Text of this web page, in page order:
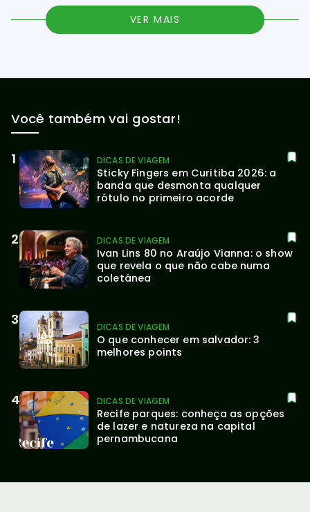
VER MAIS
Você também vai gostar!
DICAS DE VIAGEM
Sticky Fingers em Curitiba 2026: a
banda que desmonta qualquer
rótulo no primeiro acorde
DICAS DE VIAGEM
Ivan Lins 80 no Araújo Vianna: o show
que revela o que não cabe numa
coletânea
DICAS DE VIAGEM
O que conhecer em salvador: 3
melhores points
DICAS DE VIAGEM
Recife parques: conheça as opções
de lazer e natureza na capital
pernambucana